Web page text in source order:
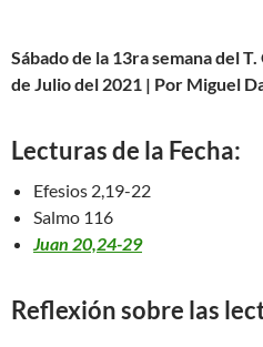
Sábado de la 13ra semana del
de Julio del 2021 | Por Miguel
Lecturas de la Fecha:
Efesios 2,19-22
Salmo 116
Juan 20,24-29
Reflexión sobre las